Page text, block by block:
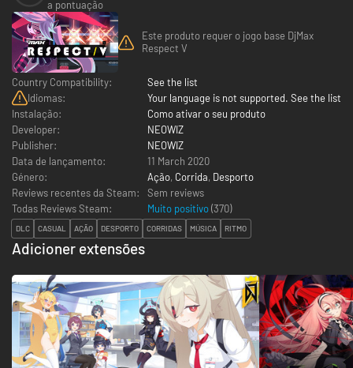
a pontuação
Este produto requer o jogo base DjMax
Respect V
Country Compatibility:
See the list
Idiomas:
Your language is not supported. See the list
Instalação:
Como ativar o seu produto
Developer:
NEOWIZ
Publisher:
NEOWIZ
Data de lançamento:
11 March 2020
Género:
Ação, Corrida, Desporto
Reviews recentes da Steam:
Sem reviews
Todas Reviews Steam:
Muito positivo(370)
DLC CASUAL AÇÃO DESPORTO CORRIDAS MÚSICA RITMO
Adicioner extensões